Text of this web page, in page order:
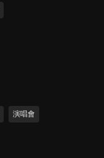
演唱會